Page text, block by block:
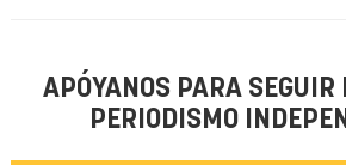
APÓYANOS PARA SEGUIR
PERIODISMO